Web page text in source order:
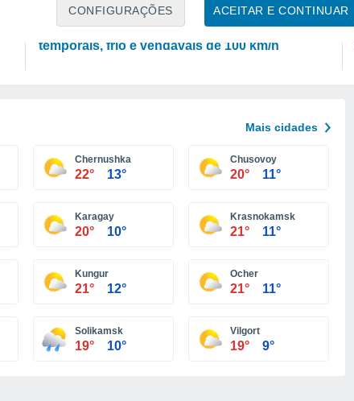
ACEITAR E CONTINUAR
CONFIGURAÇÕES
PREVISÃO
Frente fria traz forte mudança do tempo em SP:
temporais, frio e vendavais de 100 km/h
Mais cidades
Chernushka
22° 13°
Chusovoy
20° 11°
Karagay
20° 10°
Krasnokamsk
21° 11°
Kungur
21° 12°
Ocher
21° 11°
Solikamsk
19° 10°
Vilgort
19° 9°